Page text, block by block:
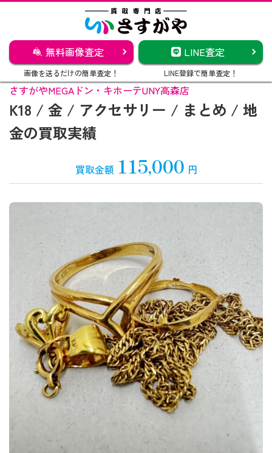
無料画像査定
画像を送るだけの簡単査定！
LINE査定
LINE登録で簡単査定！
さすがやMEGAドン・キホーテUNY高森店
K18 / 金 / アクセサリー / まとめ / 地
金の買取実績
買取金額 115,000 円